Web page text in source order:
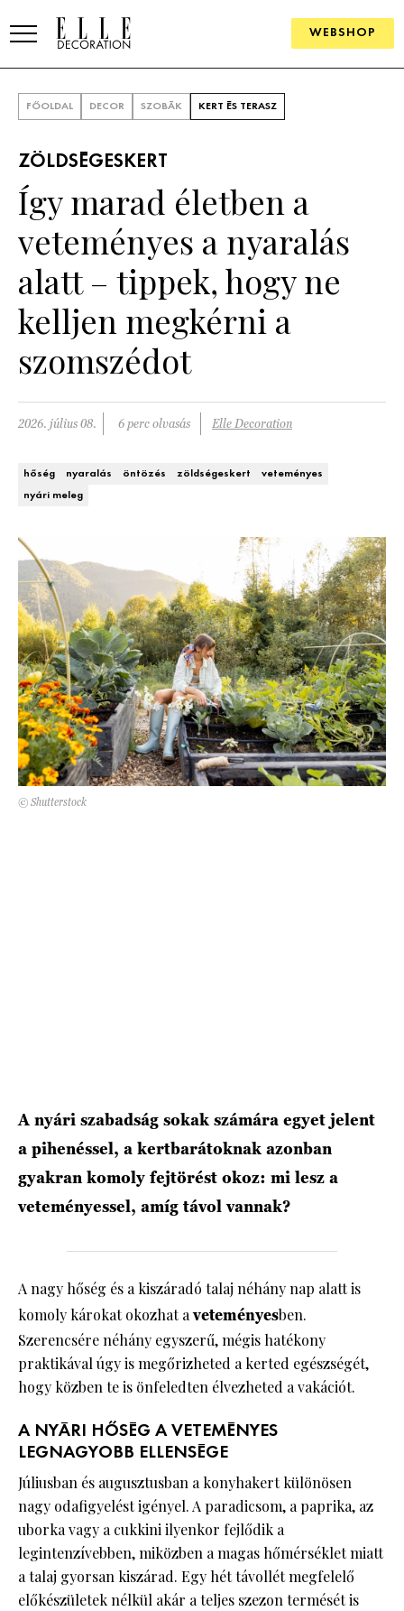
WEBSHOP
SZOBÁK
Konyha
Fürdőszoba
Nappali
Hálószoba
Kert és terasz
ÖTLETEK
Szállodák és vendégházak
HÍRLEVÉL
FŐOLDAL DECOR SZOBÁK KERT ÉS TERASZ
ZÖLDSÉGESKERT
Így marad életben a
veteményes a nyaralás
alatt – tippek, hogy ne
kelljen megkérni a
szomszédot
2026. július 08. 6 perc olvasás Elle Decoration
hőség nyaralás öntözés zöldségeskert
veteményes
nyári meleg
© Shutterstock
A nyári szabadság sokak számára egyet jelent
a pihenéssel, a kertbarátoknak azonban
gyakran komoly fejtörést okoz: mi lesz a
veteményessel, amíg távol vannak?
A nagy hőség és a kiszáradó talaj néhány nap alatt is
komoly károkat okozhat aveteményesben.
Szerencsére néhány egyszerű, mégis hatékony
praktikával úgy is megőrizheted a kerted egészségét,
hogy közben te is önfeledten élvezheted a vakációt.
A NYÁRI HŐSÉG A VETEMÉNYES
LEGNAGYOBB ELLENSÉGE
Júliusban és augusztusban a konyhakert különösen
nagy odafigyelést igényel. A paradicsom, a paprika, az
uborka vagy a cukkini ilyenkor fejlődik a
legintenzívebben, miközben a magas hőmérséklet miatt
a talaj gyorsan kiszárad. Egy hét távollét megfelelő
előkészületek nélkül akár a teljes szezon termését is